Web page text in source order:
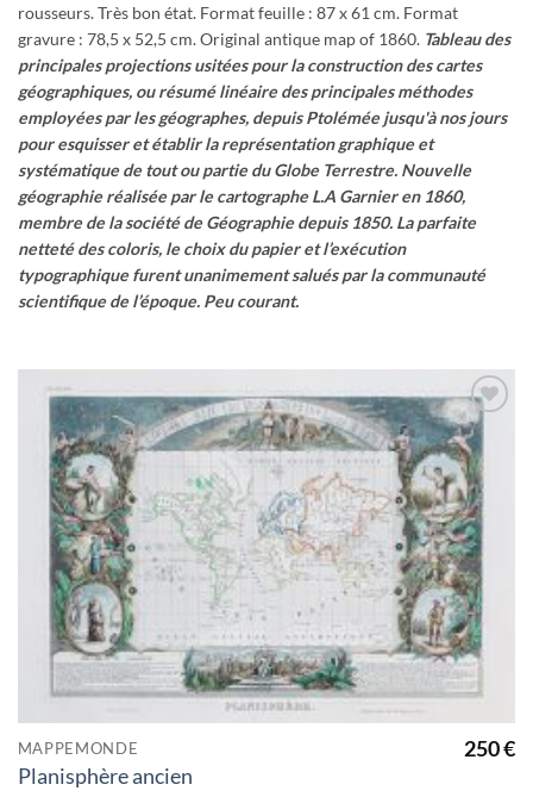
rousseurs. Très bon état. Format feuille : 87 x 61 cm. Format
gravure : 78,5 x 52,5 cm. Original antique map of 1860. Tableau des
principales projections usitées pour la construction des cartes
géographiques, ou résumé linéaire des principales méthodes
employées par les géographes, depuis Ptolémée jusqu'à nos jours
pour esquisser et établir la représentation graphique et
systématique de tout ou partie du Globe Terrestre. Nouvelle
géographie réalisée par le cartographe L.A Garnier en 1860,
membre de la société de Géographie depuis 1850. La parfaite
netteté des coloris, le choix du papier et l’exécution
typographique furent unanimement salués par la communauté
scientifique de l’époque. Peu courant.
Ajouter
à la
wishlist
MAPPEMONDE
Planisphère ancien
250€